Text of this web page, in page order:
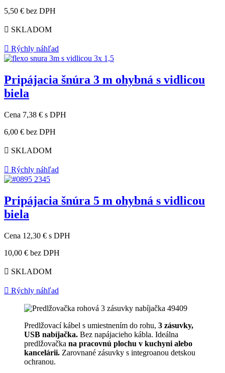
5,50 € bez DPH
 SKLADOM
 Rýchly náhľad
Pripájacia šnúra 3 m ohybná s vidlicou
biela
Cena 7,38 € s DPH
6,00 € bez DPH
 SKLADOM
 Rýchly náhľad
Pripájacia šnúra 5 m ohybná s vidlicou
biela
Cena 12,30 € s DPH
10,00 € bez DPH
 SKLADOM
 Rýchly náhľad
Predlžovací kábel s umiestnením do rohu, 3 zásuvky,
USB nabíjačka. Bez napájacieho kábla. Ideálna
predlžovačka na pracovnú plochu v kuchyni alebo
kancelárii. Zarovnané zásuvky s integroanou detskou
ochranou.